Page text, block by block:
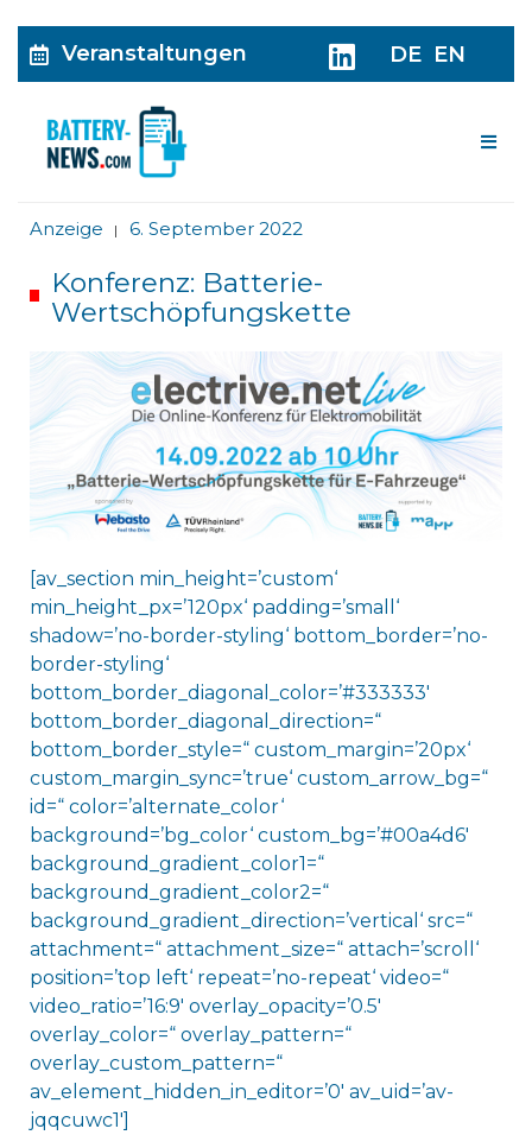
Veranstaltungen DE EN
Anzeige | 6. September 2022
Konferenz: Batterie-
Wertschöpfungskette
[av_section min_height=’custom‘
min_height_px=’120px‘ padding=’small‘
shadow=’no-border-styling‘ bottom_border=’no-
border-styling‘
bottom_border_diagonal_color=’#333333′
bottom_border_diagonal_direction=“
bottom_border_style=“ custom_margin=’20px‘
custom_margin_sync=’true‘ custom_arrow_bg=“
id=“ color=’alternate_color‘
background=’bg_color‘ custom_bg=’#00a4d6′
background_gradient_color1=“
background_gradient_color2=“
background_gradient_direction=’vertical‘ src=“
attachment=“ attachment_size=“ attach=’scroll‘
position=’top left‘ repeat=’no-repeat‘ video=“
video_ratio=’16:9′ overlay_opacity=’0.5′
overlay_color=“ overlay_pattern=“
overlay_custom_pattern=“
av_element_hidden_in_editor=’0′ av_uid=’av-
jqqcuwc1′]